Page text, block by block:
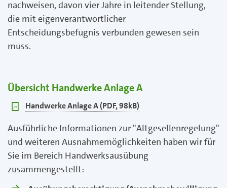
nachweisen, davon vier Jahre in leitender Stellung,
die mit eigenverantwortlicher
Entscheidungsbefugnis verbunden gewesen sein
muss.
Übersicht Handwerke Anlage A
pdf Handwerke Anlage A (PDF, 98kB)
Ausführliche Informationen zur "Altgesellenregelung"
und weiteren Ausnahmemöglichkeiten haben wir für
Sie im Bereich Handwerksausübung
zusammengestellt: